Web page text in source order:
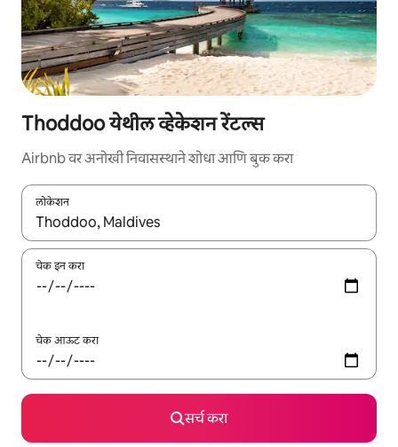
Thoddoo येथील व्हेकेशन रेंटल्स
Airbnb वर अनोखी निवासस्थाने शोधा आणि बुक करा
लोकेशन
जेव्हा परिणाम उपलब्ध असतील, तेव्हा वरच्या आणि खाली बाणांच्या किजसह
चेक इन करा
चेक आऊट करा
सर्च करा